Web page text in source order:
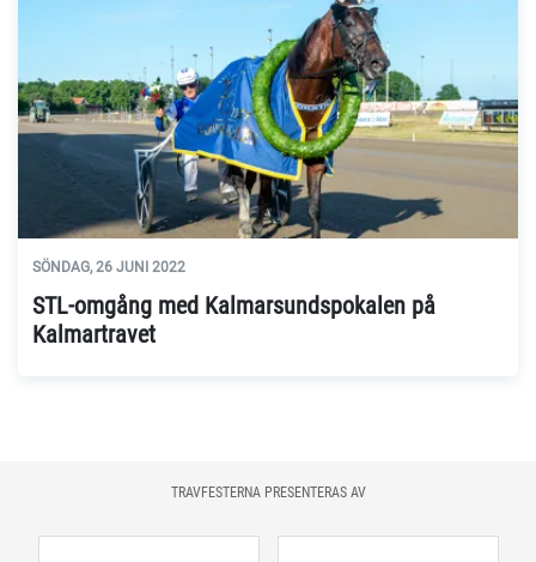
SÖNDAG, 26 JUNI 2022
STL-omgång med Kalmarsundspokalen på
Kalmartravet
TRAVFESTERNA PRESENTERAS AV